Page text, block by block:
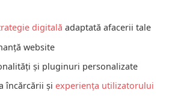
digitală adaptată afacerii tale
website
și pluginuri personalizate
încărcării și experiența utilizatorului